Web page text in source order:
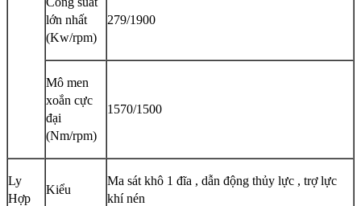
lớn nhất
(Kw/rpm)
279/1900
Mô men
xoắn cực
đại
(Nm/rpm)
1570/1500
Ly
Hợp
Kiểu
Ma sát khô 1 đĩa , dẫn động thủy lực , trợ lực
khí nén